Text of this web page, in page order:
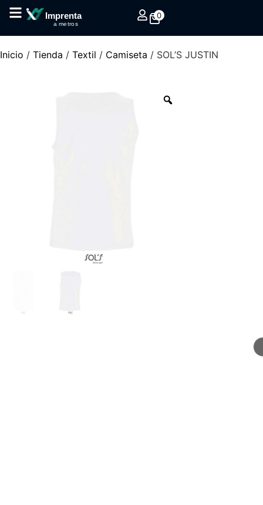
Imprenta
a metros
0
Inicio / Tienda / Textil / Camiseta / SOL’S JUSTIN